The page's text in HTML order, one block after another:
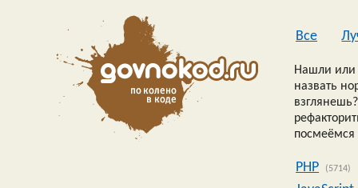
Все
Нашли или
назвать
посмеёмся
PHP (5714)